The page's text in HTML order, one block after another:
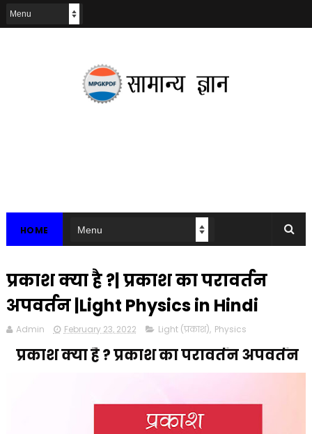
HOME
प्रकाश क्या है ?| प्रकाश का परावर्तन
अपवर्तन |Light Physics in Hindi
Admin February 23, 2022 Light (प्रकाश), Physics
प्रकाश क्या है ? प्रकाश का परावर्तन अपवर्तन